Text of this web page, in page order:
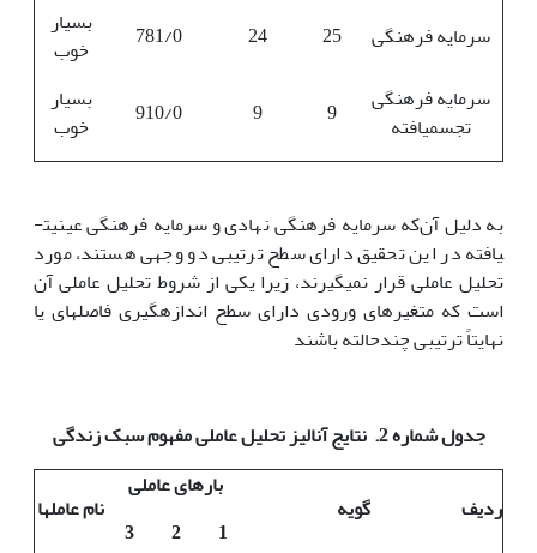
سرمایه فرهنگی
25
24
781/0
بسیار
خوب
سرمایه فرهنگی
تجسم­یافته
9
9
910/0
بسیار
خوب
به دلیل آن‌که سرمایه فرهنگی نهادی و سرمایه فرهنگی عینیت­
یافته در این تحقیق دارای سطح ترتیبی دو وجهی هستند، مورد
تحلیل عاملی قرار نمی­گیرند، زیرا یکی از شروط تحلیل عاملی آن
است که متغیرهای ورودی دارای سطح اندازه­گیری فاصله­ای یا
نهایتاً ترتیبی چندحالته باشند
جدول شماره 2. نتایج آنالیز تحلیل عاملی مفهوم سبک زندگی
ردیف گویه
بارهای عاملی
نام عامل­ها
1
2
3